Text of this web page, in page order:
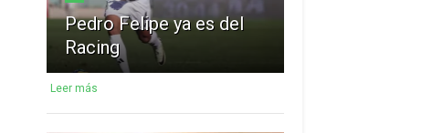
Pedro Felipe ya es del
Racing
Leer más